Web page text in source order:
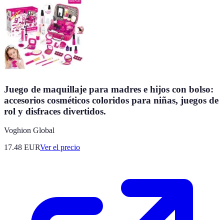
Juego de maquillaje para madres e hijos con bolso:
accesorios cosméticos coloridos para niñas, juegos de
rol y disfraces divertidos.
Voghion Global
17.48 EURVer el precio